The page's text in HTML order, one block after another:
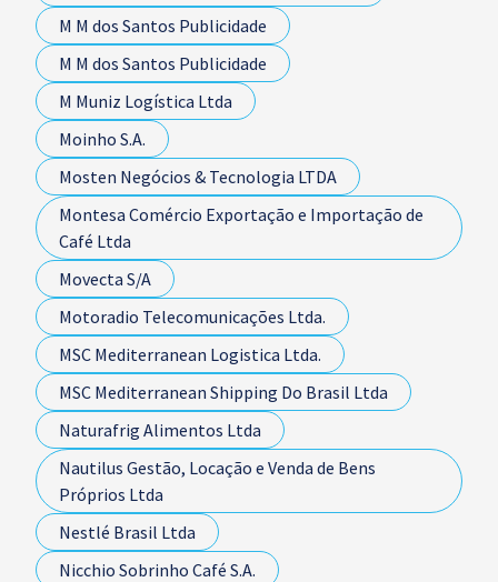
M M dos Santos Publicidade
M M dos Santos Publicidade
M Muniz Logística Ltda
Moinho S.A.
Mosten Negócios & Tecnologia LTDA
Montesa Comércio Exportação e Importação de
Café Ltda
Movecta S/A
Motoradio Telecomunicações Ltda.
MSC Mediterranean Logistica Ltda.
MSC Mediterranean Shipping Do Brasil Ltda
Naturafrig Alimentos Ltda
Nautilus Gestão, Locação e Venda de Bens
Próprios Ltda
Nestlé Brasil Ltda
Nicchio Sobrinho Café S.A.